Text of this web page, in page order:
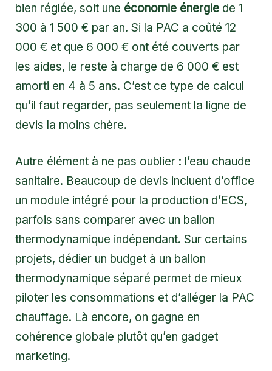
bien réglée, soit une économie énergie de 1
300 à 1 500 € par an. Si la PAC a coûté 12
000 € et que 6 000 € ont été couverts par
les aides, le reste à charge de 6 000 € est
amorti en 4 à 5 ans. C’est ce type de calcul
qu’il faut regarder, pas seulement la ligne de
devis la moins chère.
Autre élément à ne pas oublier : l’eau chaude
sanitaire. Beaucoup de devis incluent d’office
un module intégré pour la production d’ECS,
parfois sans comparer avec un ballon
thermodynamique indépendant. Sur certains
projets, dédier un budget à un ballon
thermodynamique séparé permet de mieux
piloter les consommations et d’alléger la PAC
chauffage. Là encore, on gagne en
cohérence globale plutôt qu’en gadget
marketing.